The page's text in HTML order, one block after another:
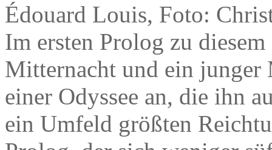
Édouard Louis, Foto:
Im ersten Prolog zu
Mitternacht und ein junger
einer Odyssee an, die ihn
ein Umfeld größten